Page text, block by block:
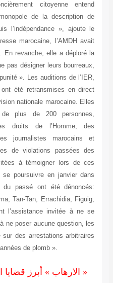
citoyenne entend
de la description de
l’indépendance », ajoute le
marocaine, l’AMDH avait
En revanche, elle a déploré la
pas désigner leurs bourreaux,
». Les auditions de l’IER,
été retransmises en direct
nationale marocaine. Elles
plus de 200 personnes,
droits de l’Homme, des
journalistes marocains et
de violations passées des
à témoigner lors de ces
poursuivre en janvier dans
passé ont été dénoncés:
Tan-Tan, Errachidia, Figuig,
l’assistance invitée à ne se
ne poser aucune question, les
des arrestations arbitraires
de plomb ».
« الارهاب » أبرز قضايا